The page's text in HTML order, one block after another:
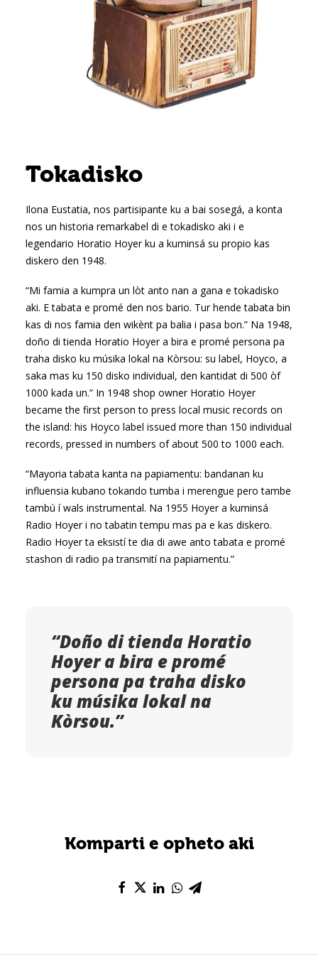
Tokadisko
Ilona Eustatia, nos partisipante ku a bai sosegá, a konta
nos un historia remarkabel di e tokadisko aki i e
legendario Horatio Hoyer ku a kuminsá su propio kas
diskero den 1948.
“Mi famia a kumpra un lòt anto nan a gana e tokadisko
aki. E tabata e promé den nos bario. Tur hende tabata bin
kas di nos famia den wikènt pa balia i pasa bon.” Na 1948,
doño di tienda Horatio Hoyer a bira e promé persona pa
traha disko ku músika lokal na Kòrsou: su label, Hoyco, a
saka mas ku 150 disko individual, den kantidat di 500 òf
1000 kada un.” In 1948 shop owner Horatio Hoyer
became the first person to press local music records on
the island: his Hoyco label issued more than 150 individual
records, pressed in numbers of about 500 to 1000 each.
“Mayoria tabata kanta na papiamentu: bandanan ku
influensia kubano tokando tumba i merengue pero tambe
tambú í wals instrumental. Na 1955 Hoyer a kuminsá
Radio Hoyer i no tabatin tempu mas pa e kas diskero.
Radio Hoyer ta eksistí te dia di awe anto tabata e promé
stashon di radio pa transmití na papiamentu.”
“Doño di tienda Horatio
Hoyer a bira e promé
persona pa traha disko
ku músika lokal na
Kòrsou.”
Komparti e opheto aki